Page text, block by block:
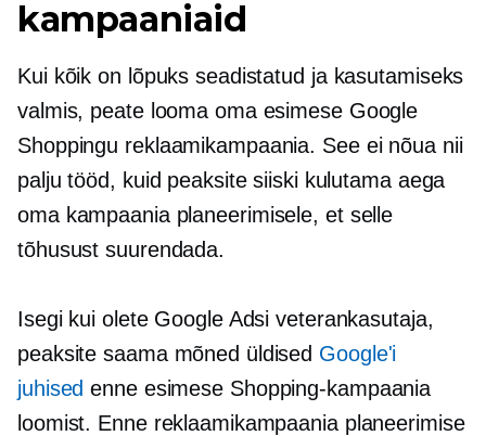
kampaaniaid
Kui kõik on lõpuks seadistatud ja kasutamiseks
valmis, peate looma oma esimese Google
Shoppingu reklaamikampaania. See ei nõua nii
palju tööd, kuid peaksite siiski kulutama aega
oma kampaania planeerimisele, et selle
tõhusust suurendada.
Isegi kui olete Google Adsi veterankasutaja,
peaksite saama mõned üldised Google'i
juhised enne esimese Shopping-kampaania
loomist. Enne reklaamikampaania planeerimise